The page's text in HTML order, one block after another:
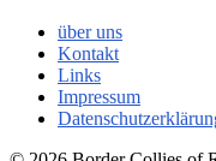
über uns
Kontakt
Links
Impressum